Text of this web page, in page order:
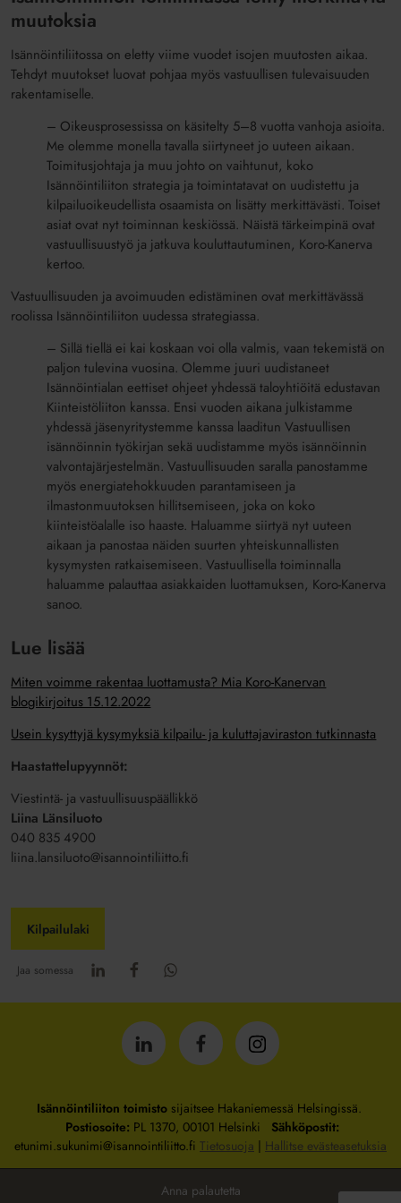
muutoksia
Isännöintiliitossa on eletty viime vuodet isojen muutosten aikaa.
Tehdyt muutokset luovat pohjaa myös vastuullisen tulevaisuuden
rakentamiselle.
– Oikeusprosessissa on käsitelty 5–8 vuotta vanhoja asioita.
Me olemme monella tavalla siirtyneet jo uuteen aikaan.
Toimitusjohtaja ja muu johto on vaihtunut, koko
Isännöintiliiton strategia ja toimintatavat on uudistettu ja
kilpailuoikeudellista osaamista on lisätty merkittävästi. Toiset
asiat ovat nyt toiminnan keskiössä. Näistä tärkeimpinä ovat
vastuullisuustyö ja jatkuva kouluttautuminen, Koro-Kanerva
kertoo.
Vastuullisuuden ja avoimuuden edistäminen ovat merkittävässä
roolissa Isännöintiliiton uudessa strategiassa.
– Sillä tiellä ei kai koskaan voi olla valmis, vaan tekemistä on
paljon tulevina vuosina. Olemme juuri uudistaneet
Isännöintialan eettiset ohjeet yhdessä taloyhtiöitä edustavan
Kiinteistöliiton kanssa. Ensi vuoden aikana julkistamme
yhdessä jäsenyritystemme kanssa laaditun Vastuullisen
isännöinnin työkirjan sekä uudistamme myös isännöinnin
valvontajärjestelmän. Vastuullisuuden saralla panostamme
myös energiatehokkuuden parantamiseen ja
ilmastonmuutoksen hillitsemiseen, joka on koko
kiinteistöalalle iso haaste. Haluamme siirtyä nyt uuteen
aikaan ja panostaa näiden suurten yhteiskunnallisten
kysymysten ratkaisemiseen. Vastuullisella toiminnalla
haluamme palauttaa asiakkaiden luottamuksen, Koro-Kanerva
sanoo.
Lue lisää
Miten voimme rakentaa luottamusta? Mia Koro-Kanervan
blogikirjoitus 15.12.2022
Usein kysyttyjä kysymyksiä kilpailu- ja kuluttajaviraston tutkinnasta
Haastattelupyynnöt:
Viestintä- ja vastuullisuuspäällikkö
Liina Länsiluoto
040 835 4900
liina.lansiluoto@isannointiliitto.fi
Kilpailulaki
Jaa somessa
Isännöintiliitto
LinkedInissä
Isännöintiliitto
Facebookissa
Isännöintiliitto
Instagrammissa
Isännöintiliiton toimistosijaitsee Hakaniemessä Helsingissä.
Postiosoite: PL 1370, 00101 Helsinki Sähköpostit:
etunimi.sukunimi@isannointiliitto.fi Tietosuoja | Hallitse evästeasetuksia
Anna palautetta